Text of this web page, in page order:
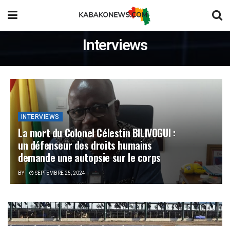
Interviews
INTERVIEWS
La mort du Colonel Célestin BILIVOGUI :
un défenseur des droits humains
demande une autopsie sur le corps
BY SEPTEMBRE 25, 2024